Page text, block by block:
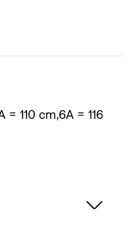
110 cm,6A = 116